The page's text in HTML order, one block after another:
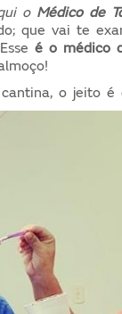
o Médico de
que vai te
é o médico
o jeito é